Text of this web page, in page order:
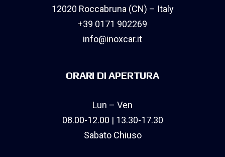
12020 Roccabruna (CN) – Italy
+39 0171 902269
info@inoxcar.it
ORARI DI APERTURA
Lun – Ven
08.00-12.00 | 13.30-17.30
Sabato Chiuso